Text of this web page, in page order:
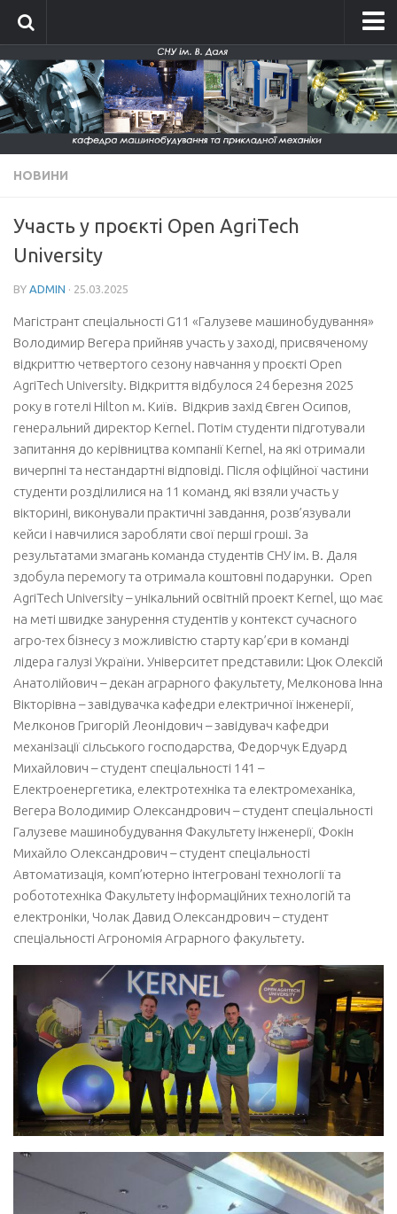
Головна
Про кафедру
Історія кафедри
Склад кафедри
Положення про кафедру
Фотографії
Фотографії 2017-2018
Фотографії 2019-2020
Фото кафедри 2021-2026
Освіта
Сертифікати про акредитацію
Освітні програми
Плани підготовки
Дисципліни кафедри
Наука
Монографії з 2014 року
Статті з 2014 року, проіндексовані в Scopus та Web of Science
Патенти з 2014 року
Абітурієнту
Запрошення на навчання
Історичні відомості про розвиток верстатобудування
Акредитація
Портфоліо освітньої прогами “Галузеве машинобудування”
Контакти
НОВИНИ
Участь у проєкті Open AgriTech
University
BY ADMIN · 25.03.2025
Магістрант спеціальності G11 «Галузеве машинобудування»
Володимир Вегера прийняв участь у заході, присвяченому
відкриттю четвертого сезону навчання у проєкті Open
AgriTech University. Відкриття відбулося 24 березня 2025
року в готелі Hilton м. Київ. Відкрив захід Євген Осипов,
генеральний директор Kernel. Потім студенти підготували
запитання до керівництва компанії Kernel, на які отримали
вичерпні та нестандартні відповіді. Після офіційної частини
студенти розділилися на 11 команд, які взяли участь у
вікторині, виконували практичні завдання, розв’язували
кейси і навчилися заробляти свої перші гроші. За
результатами змагань команда студентів СНУ ім. В. Даля
здобула перемогу та отримала коштовні подарунки. Open
AgriTech University – унікальний освітній проект Kernel, що має
на меті швидке занурення студентів у контекст сучасного
агро-тех бізнесу з можливістю старту кар’єри в команді
лідера галузі України. Університет представили: Цюк Олексій
Анатолійович – декан аграрного факультету, Мелконова Інна
Вікторівна – завідувачка кафедри електричної інженерії,
Мелконов Григорій Леонідович – завідувач кафедри
механізації сільського господарства, Федорчук Едуард
Михайлович – студент спеціальності 141 –
Електроенергетика, електротехніка та електромеханіка,
Вегера Володимир Олександрович – студент спеціальності
Галузеве машинобудування Факультету інженерії, Фокін
Михайло Олександрович – студент спеціальності
Автоматизація, комп’ютерно інтегровані технології та
робототехніка Факультету інформаційних технологій та
електроніки, Чолак Давид Олександрович – студент
спеціальності Агрономія Аграрного факультету.